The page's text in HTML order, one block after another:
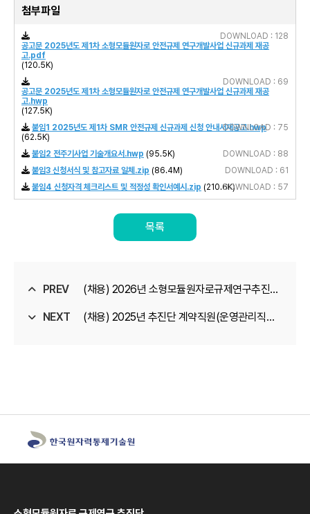
첨부파일
공고문 2025년도 제1차 소형모듈원자로 안전규제 연구개발사업 신규과제 재공
고.pdf
(120.5K)
DOWNLOAD : 128
공고문 2025년도 제1차 소형모듈원자로 안전규제 연구개발사업 신규과제 재공
고.hwp
(127.5K)
DOWNLOAD : 69
붙임1 2025년도 제1차 SMR 안전규제 신규과제 신청 안내서재공고.hwp
(62.5K)
DOWNLOAD : 75
붙임2 전주기사업 기술개요서.hwp (95.5K)
DOWNLOAD : 88
붙임3 신청서식 및 참고자료 일체.zip (86.4M)
DOWNLOAD : 61
붙임4 신청자격 체크리스트 및 적정성 확인서예시.zip (210.6K)DOWNLOAD : 57
목록
PREV (채용) 2026년 소형모듈원자로규제연구추진단
정규직원 채용공고
NEXT (채용) 2025년 추진단 계약직원(운영관리직무)